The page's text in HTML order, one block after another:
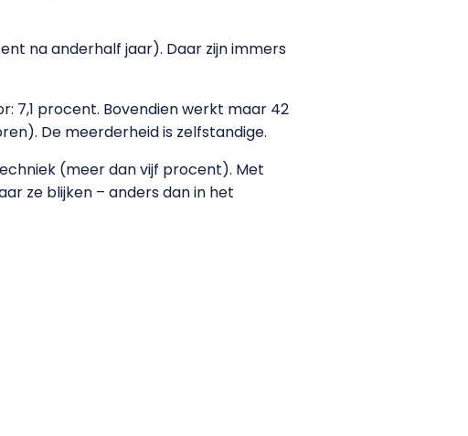
na anderhalf jaar). Daar zijn immers
7,1 procent. Bovendien werkt maar 42
De meerderheid is zelfstandige.
(meer dan vijf procent). Met
ze blijken – anders dan in het